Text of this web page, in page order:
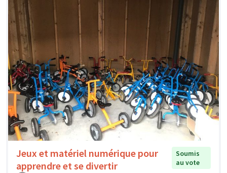
Jeux et matériel numérique pour
apprendre et se divertir
Soumis
au vote